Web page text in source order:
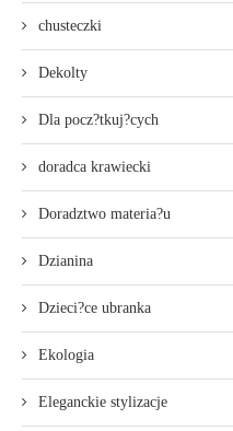
chusteczki
Dekolty
Dla pocz?tkuj?cych
doradca krawiecki
Doradztwo materia?u
Dzianina
Dzieci?ce ubranka
Ekologia
Eleganckie stylizacje